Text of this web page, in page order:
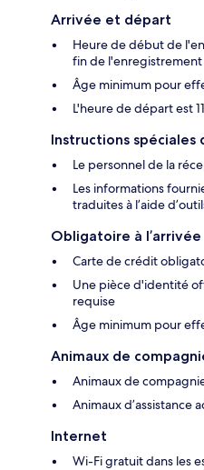
Arrivée et départ
Heure de début de
fin de
Âge minimum pour
L'heure de départ est
Instructions spéciales
Le personnel de la
Les informations
traduites à l’aide
Obligatoire à l’arrivée
Carte de crédit
Une pièce d'identité
requise
Âge minimum pour
Animaux de
Animaux de
Animaux d’assistance
Internet
Wi-Fi gratuit dans les